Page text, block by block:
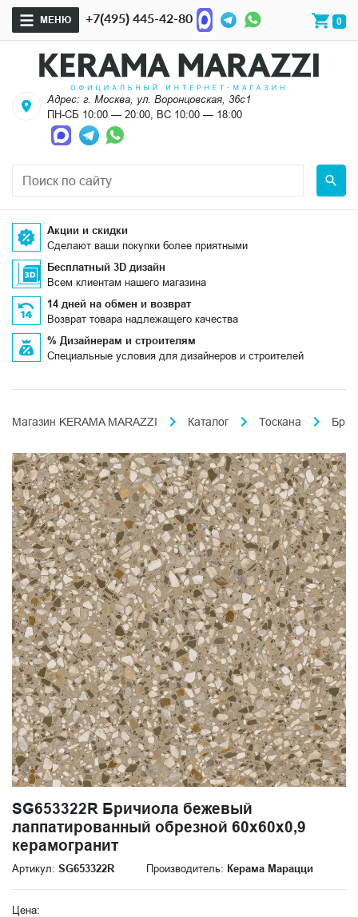
МЕНЮ +7(495) 445-42-80 0
Адрес: г. Москва, ул. Воронцовская, 36с1
ПН-СБ 10:00 — 20:00, ВС 10:00 — 18:00
Акции и скидки
Сделают ваши покупки более приятными
Бесплатный 3D дизайн
Всем клиентам нашего магазина
14 дней на обмен и возврат
Возврат товара надлежащего качества
% Дизайнерам и строителям
Специальные условия для дизайнеров и строителей
Магазин KERAMA MARAZZI Каталог Тоскана
SG653322R Бричиола бежевый
лаппатированный обрезной 60x60x0,9
керамогранит
Артикул: SG653322R Производитель: Керама Марацци
Цена: